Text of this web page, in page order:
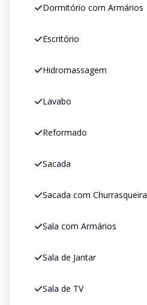
Dormitório com Armários
Escritório
Hidromassagem
Lavabo
Reformado
Sacada
Sacada com Churrasqueira
Sala com Armários
Sala de Jantar
Sala de TV